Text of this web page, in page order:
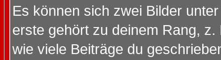
Es können sich zwei Bilder
erste gehört zu deinem Rang,
wie viele Beiträge du